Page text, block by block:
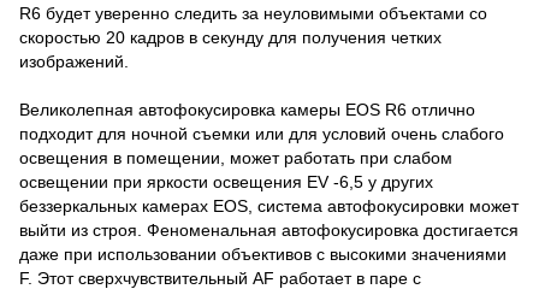
R6 будет уверенно следить за неуловимыми объектами со
скоростью 20 кадров в секунду для получения четких
изображений.
Великолепная автофокусировка камеры EOS R6 отлично
подходит для ночной съемки или для условий очень слабого
освещения в помещении, может работать при слабом
освещении при яркости освещения EV -6,5 у других
беззеркальных камерах EOS, система автофокусировки может
выйти из строя. Феноменальная автофокусировка достигается
даже при использовании объективов с высокими значениями
F. Этот сверхчувствительный AF работает в паре с